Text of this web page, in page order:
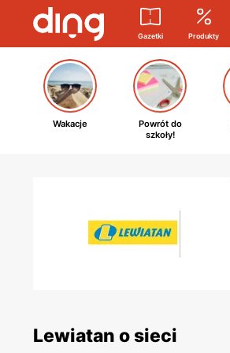
Gazetki Produkty
Wakacje
Powrót do
szkoły!
Lewiatan o sieci